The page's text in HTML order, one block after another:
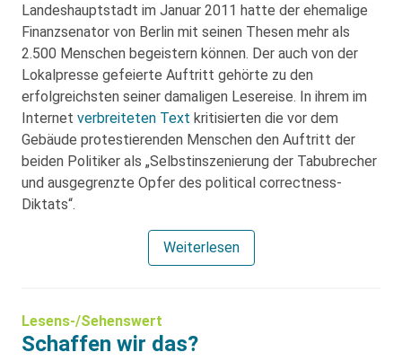
Landeshauptstadt im Januar 2011 hatte der ehemalige
Finanzsenator von Berlin mit seinen Thesen mehr als
2.500 Menschen begeistern können. Der auch von der
Lokalpresse gefeierte Auftritt gehörte zu den
erfolgreichsten seiner damaligen Lesereise. In ihrem im
Internet verbreiteten Text kritisierten die vor dem
Gebäude protestierenden Menschen den Auftritt der
beiden Politiker als „Selbstinszenierung der Tabubrecher
und ausgegrenzte Opfer des political correctness-
Diktats“.
Weiterlesen
Lesens-/Sehenswert
Schaffen wir das?